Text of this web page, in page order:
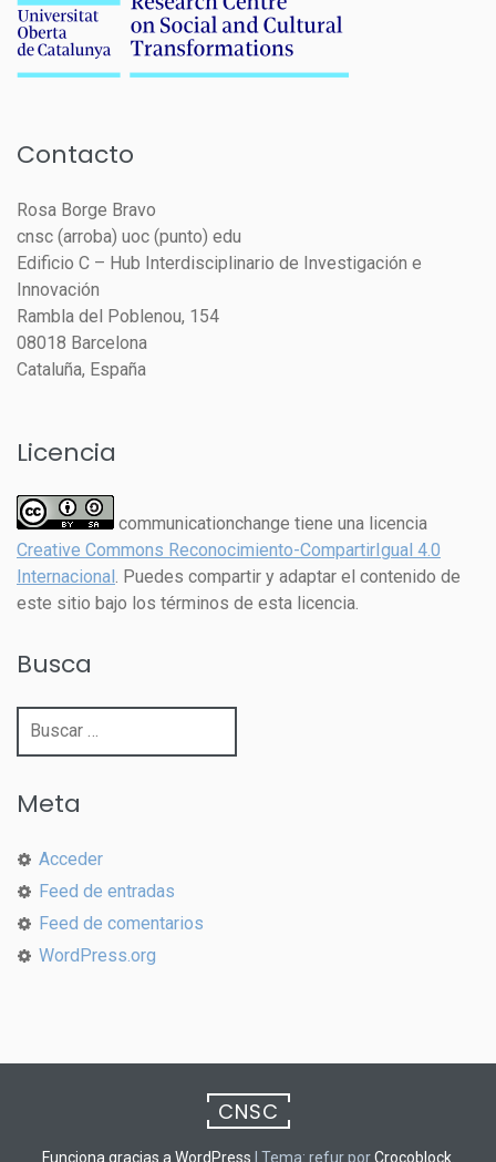
Contacto
Rosa Borge Bravo
cnsc (arroba) uoc (punto) edu
Edificio C – Hub Interdisciplinario de Investigación e
Innovación
Rambla del Poblenou, 154
08018 Barcelona
Cataluña, España
Licencia
communicationchange tiene una licencia
Creative Commons Reconocimiento-CompartirIgual 4.0
Internacional. Puedes compartir y adaptar el contenido de
este sitio bajo los términos de esta licencia.
Busca
Buscar:
Meta
Acceder
Feed de entradas
Feed de comentarios
WordPress.org
CNSC
Funciona gracias a WordPress Tema: refur porCrocoblock.